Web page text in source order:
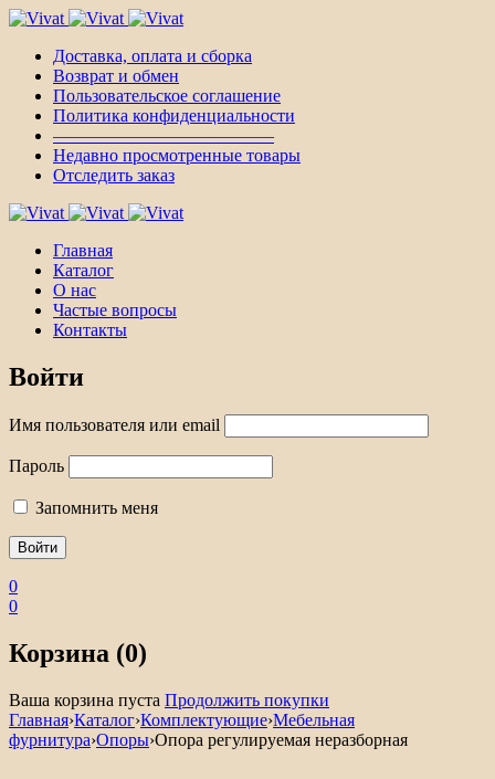
Доставка, оплата и сборка
Возврат и обмен
Пользовательское соглашение
Политика конфиденциальности
————————————–
Недавно просмотренные товары
Отследить заказ
Главная
Каталог
О нас
Частые вопросы
Контакты
Войти
Имя пользователя или email
Пароль
Запомнить меня
0
0
Корзина (0)
Ваша корзина пуста Продолжить покупки
Главная›Каталог›Комплектующие›Мебельная
фурнитура›Опоры›Опора регулируемая неразборная